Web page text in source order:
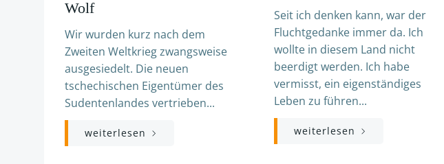
Wolf
Wir wurden kurz nach dem
Zweiten Weltkrieg zwangsweise
ausgesiedelt. Die neuen
tschechischen Eigentümer des
Sudentenlandes vertrieben...
weiterlesen
Seit ich denken kann, war der
Fluchtgedanke immer da. Ich
wollte in diesem Land nicht
beerdigt werden. Ich habe
vermisst, ein eigenständiges
Leben zu führen...
weiterlesen